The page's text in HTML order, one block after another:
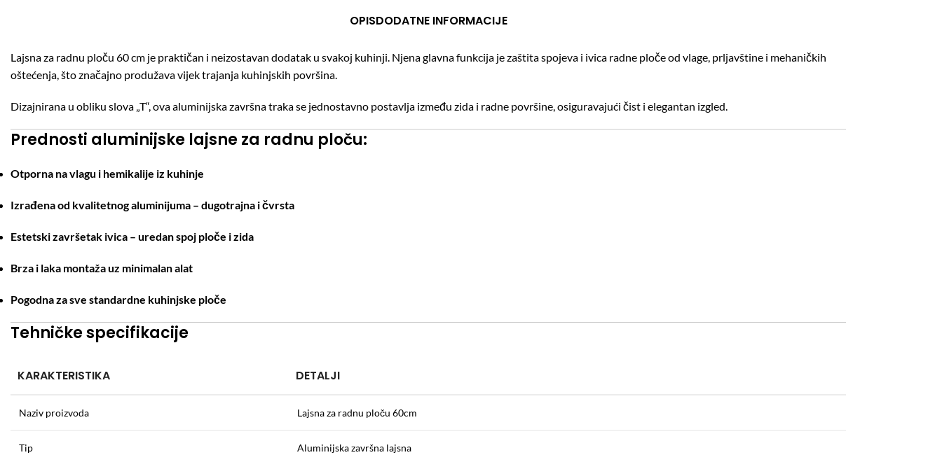
OPISDODATNE INFORMACIJE
Lajsna za radnu ploču 60 cm je praktičan i neizostavan dodatak u svakoj kuhinji. Njena glavna funkcija je zaštita spojeva i ivica radne ploče od vlage, prljavštine i mehaničkih
oštećenja, što značajno produžava vijek trajanja kuhinjskih površina.
Dizajnirana u obliku slova „T“, ova aluminijska završna traka se jednostavno postavlja između zida i radne površine, osiguravajući čist i elegantan izgled.
Prednosti aluminijske lajsne za radnu ploču:
Otporna na vlagu i hemikalije iz kuhinje
Izrađena od kvalitetnog aluminijuma – dugotrajna i čvrsta
Estetski završetak ivica – uredan spoj ploče i zida
Brza i laka montaža uz minimalan alat
Pogodna za sve standardne kuhinjske ploče
Tehničke specifikacije
KARAKTERISTIKA DETALJI
Naziv proizvoda Lajsna za radnu ploču 60cm
Tip Aluminijska završna lajsna